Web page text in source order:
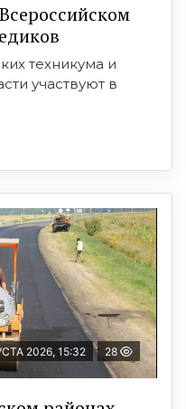
техникума и
участвуют в
2026, 15:32 28